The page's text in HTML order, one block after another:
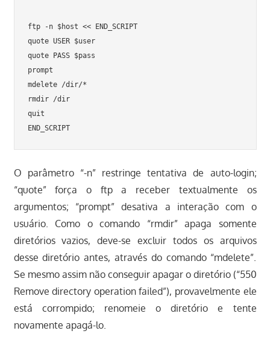
ftp -n $host << END_SCRIPT
quote USER $user
quote PASS $pass
prompt
mdelete /dir/*
rmdir /dir
quit
O parâmetro “-n” restringe tentativa de auto-login;
“quote” força o ftp a receber textualmente os
argumentos; “prompt” desativa a interação com o
usuário. Como o comando “rmdir” apaga somente
diretórios vazios, deve-se excluir todos os arquivos
desse diretório antes, através do comando “mdelete”.
Se mesmo assim não conseguir apagar o diretório (“550
Remove directory operation failed”), provavelmente ele
está corrompido; renomeie o diretório e tente
novamente apagá-lo.